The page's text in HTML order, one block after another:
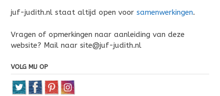
juf-judith.nl staat altijd open voor samenwerkingen.
Vragen of opmerkingen naar aanleiding van deze
website? Mail naar site@juf-judith.nl
VOLG MIJ OP